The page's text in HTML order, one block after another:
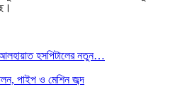
হসপিটালের নতুন…
পাইপ ও মেশিন জব্দ